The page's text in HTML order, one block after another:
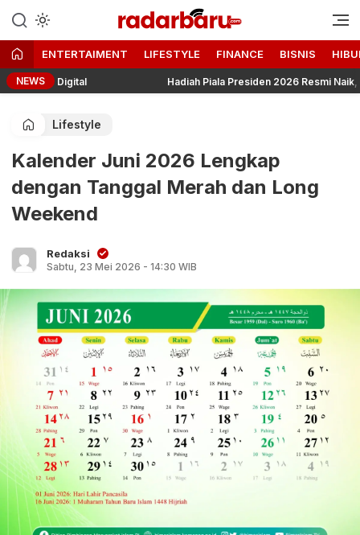
radarbaru.com
Informasi Berita Terbaru dan
Terkini Hari Ini
ENTERTAIMENT LIFESTYLE FINANCE BISNIS
NEWS
Digital Hadiah Piala Presiden 2026 Resmi Naik, Juara 2
Lifestyle
Kalender Juni 2026 Lengkap
dengan Tanggal Merah dan Long
Weekend
Redaksi
Sabtu, 23 Mei 2026 - 14:30 WIB